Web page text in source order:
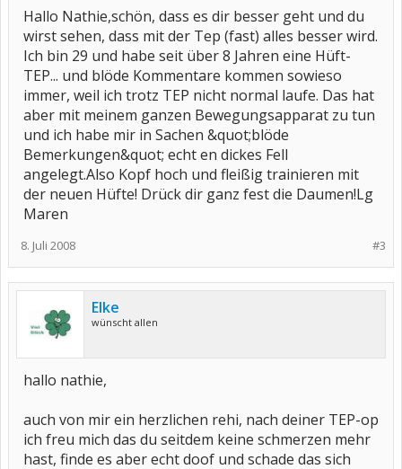
Hallo Nathie,schön, dass es dir besser geht und du
wirst sehen, dass mit der Tep (fast) alles besser wird.
Ich bin 29 und habe seit über 8 Jahren eine Hüft-
TEP... und blöde Kommentare kommen sowieso
immer, weil ich trotz TEP nicht normal laufe. Das hat
aber mit meinem ganzen Bewegungsapparat zu tun
und ich habe mir in Sachen &quot;blöde
Bemerkungen&quot; echt en dickes Fell
angelegt.Also Kopf hoch und fleißig trainieren mit
der neuen Hüfte! Drück dir ganz fest die Daumen!Lg
Maren
#3
8. Juli 2008
Elke
wünscht allen
hallo nathie,
auch von mir ein herzlichen rehi, nach deiner TEP-op
ich freu mich das du seitdem keine schmerzen mehr
hast, finde es aber echt doof und schade das sich